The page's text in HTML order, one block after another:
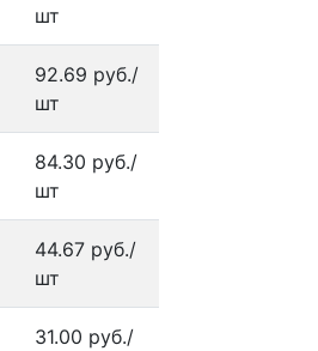
шт
92.69 руб./
шт
84.30 руб./
шт
44.67 руб./
шт
31.00 руб./